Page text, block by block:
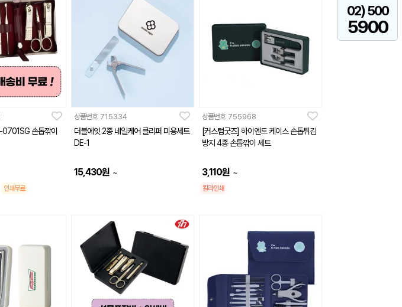
02) 500
5900
손톱깎이
인쇄무료
상품번호 715334
더블에잇 2종 네일케어 클리퍼 미용세트
DE-1
15,430원 ~
상품번호 755968
[커스텀굿즈] 하이엔드 케이스 손톱튀김
방지 4종 손톱깎이 세트
3,110원 ~
칼라인쇄